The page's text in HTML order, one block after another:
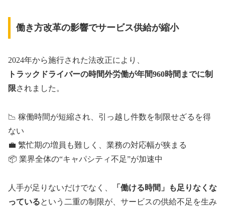
働き方改革の影響でサービス供給が縮小
2024年から施行された法改正により、
トラックドライバーの時間外労働が年間960時間までに制
限されました。
📉 稼働時間が短縮され、引っ越し件数を制限せざるを得
ない
💼 繁忙期の増員も難しく、業務の対応幅が狭まる
📦 業界全体の“キャパシティ不足”が加速中
人手が足りないだけでなく、
「働ける時間」も足りなくな
っているという二重の制限が、サービスの供給不足を生み